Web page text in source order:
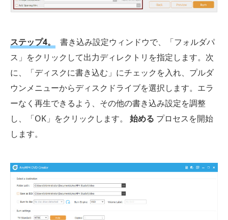
ステップ4。
書き込み設定ウィンドウで、「フォルダパ
ス」をクリックして出力ディレクトリを指定します。次
に、「ディスクに書き込む」にチェックを入れ、プルダ
ウンメニューからディスクドライブを選択します。エラ
ーなく再生できるよう、その他の書き込み設定を調整
し、「OK」をクリックします。 始める プロセスを開始
します。